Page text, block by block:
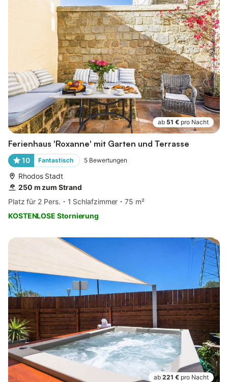
ab 51 € pro Nacht
Ferienhaus 'Roxanne' mit Garten und Terrasse
10 Fantastisch 5 Bewertungen
Rhodos Stadt
250 m zum Strand
Platz für 2 Pers.
1 Schlafzimmer
75 m²
KOSTENLOSE Stornierung
ab 221 € pro Nacht